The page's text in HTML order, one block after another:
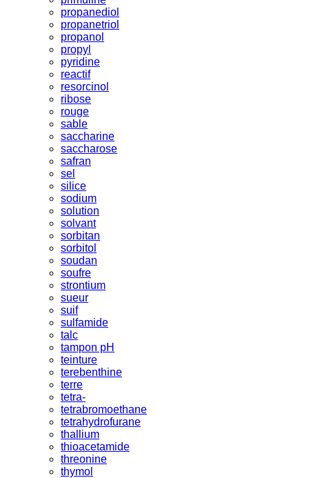
propanediol
propanetriol
propanol
propyl
pyridine
reactif
resorcinol
ribose
rouge
sable
saccharine
saccharose
safran
sel
silice
sodium
solution
solvant
sorbitan
sorbitol
soudan
soufre
strontium
sueur
suif
sulfamide
talc
tampon pH
teinture
terebenthine
terre
tetra-
tetrabromoethane
tetrahydrofurane
thallium
thioacetamide
threonine
thymol